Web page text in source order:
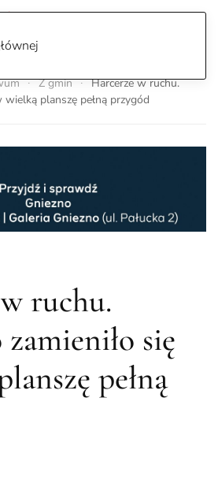
Z gmin
Harcerze w ruchu.
planszę pełną przygód
ruchu.
się
pełną